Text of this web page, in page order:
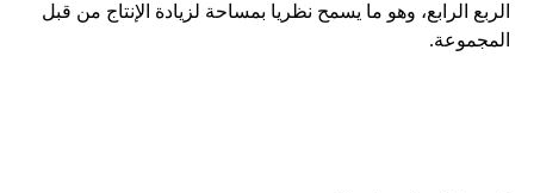
الربع الرابع، وهو ما يسمح نظريا بمساحة لزيادة الإنتاج من قبل
المجموعة.